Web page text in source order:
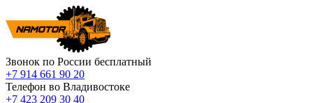
Звонок по России бесплатный
+7 914 661 90 20
Телефон во Владивостоке
+7 423 209 30 40